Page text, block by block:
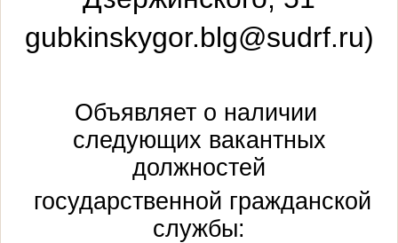
gubkinskygor.blg@sudrf.ru)
Объявляет о наличии
следующих вакантных
должностей
государственной гражданской
службы: